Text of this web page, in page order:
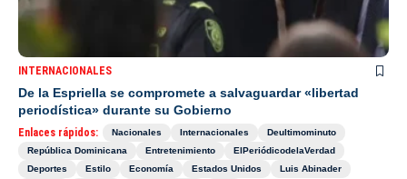
INTERNACIONALES
De la Espriella se compromete a salvaguardar «libertad
periodística» durante su Gobierno
Enlaces rápidos: Nacionales Internacionales
Deultimominuto
República Dominicana
Entretenimiento
ElPeriódicodelaVerdad
Deportes
Estilo Economía Estados Unidos
Luis Abinader